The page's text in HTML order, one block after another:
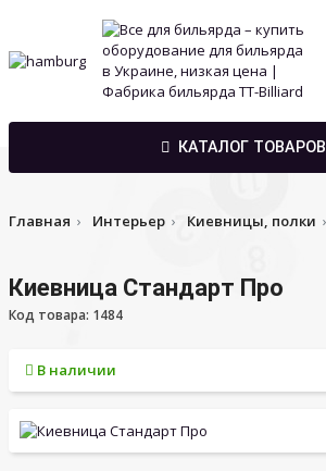
КАТАЛОГ ТОВАРОВ
Главная Интерьер Киевницы, полки
Киевница Стандарт Про
Код товара: 1484
В наличии